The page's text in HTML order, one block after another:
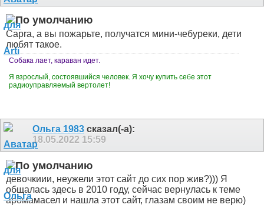
Capra, а вы пожарьте, получатся мини-чебуреки, дети
любят такое.
Собака лает, караван идет.
Я взрослый, состоявшийся человек. Я хочу купить себе этот
радиоуправляемый вертолет!
Ольга 1983 сказал(-а):
18.05.2022 15:59
девочкиии, неужели этот сайт до сих пор жив?))) Я
общалась здесь в 2010 году, сейчас вернулась к теме
аромамасел и нашла этот сайт, глазам своим не верю)